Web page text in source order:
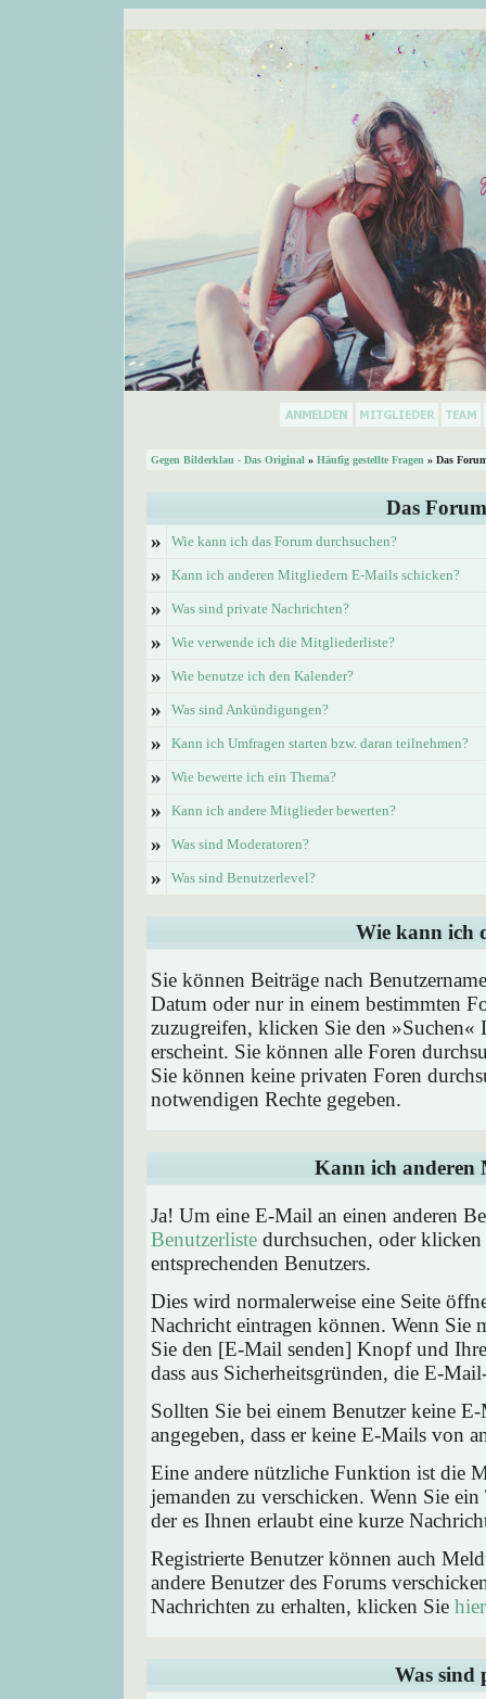
Gegen Bilderklau - Das Original » Häufig gestellte Fragen » Das
Das
»
Wie kann ich das Forum durchsuchen?
» Kann ich anderen Mitgliedern E-Mails schicken?
» Was sind private Nachrichten?
» Wie verwende ich die Mitgliederliste?
» Wie benutze ich den Kalender?
» Was sind Ankündigungen?
» Kann ich Umfragen starten bzw. daran teilnehmen?
» Wie bewerte ich ein Thema?
» Kann ich andere Mitglieder bewerten?
» Was sind Moderatoren?
» Was sind Benutzerlevel?
Wie kann ich
Sie können Beiträge nach
Datum oder nur in einem bestimmten
zuzugreifen, klicken Sie den »Suchen«
erscheint. Sie können alle Foren
Sie können keine privaten Foren
notwendigen Rechte gegeben.
Kann ich anderen
Ja! Um eine E-Mail an einen anderen
Benutzerliste durchsuchen, oder
entsprechenden Benutzers.
Dies wird normalerweise eine Seite
Nachricht eintragen können. Wenn
Sie den [E-Mail senden] Knopf und
dass aus Sicherheitsgründen, die E-
Sollten Sie bei einem Benutzer keine
angegeben, dass er keine E-Mails von
Eine andere nützliche Funktion ist die
jemanden zu verschicken. Wenn Sie
der es Ihnen erlaubt eine kurze
Registrierte Benutzer können auch
andere Benutzer des Forums
Nachrichten zu erhalten, klicken Sie hier
Was sind